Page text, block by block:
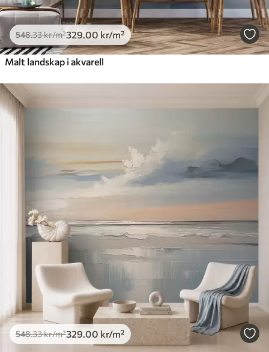
548.33kr/m²329.00 kr/m²
Malt landskap i akvarell
548.33kr/m²329.00 kr/m²